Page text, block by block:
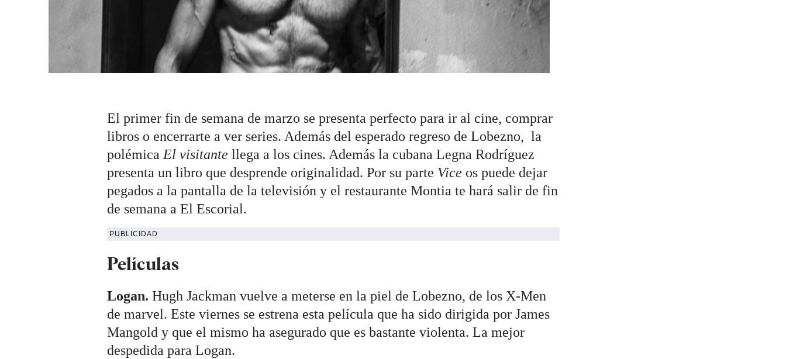
El primer fin de semana de marzo se presenta perfecto para ir al cine, comprar
libros o encerrarte a ver series. Además del esperado regreso de Lobezno, la
polémica El visitante llega a los cines. Además la cubana Legna Rodríguez
presenta un libro que desprende originalidad. Por su parte Vice os puede dejar
pegados a la pantalla de la televisión y el restaurante Montia te hará salir de fin
de semana a El Escorial.
PUBLICIDAD
Películas
Logan. Hugh Jackman vuelve a meterse en la piel de Lobezno, de los X-Men
de marvel. Este viernes se estrena esta película que ha sido dirigida por James
Mangold y que el mismo ha asegurado que es bastante violenta. La mejor
despedida para Logan.